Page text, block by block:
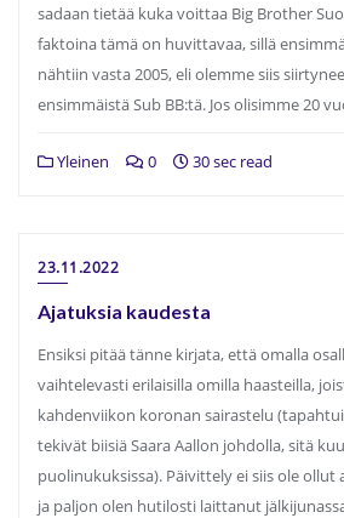
sadaan tietää kuka voittaa Big Brother
faktoina tämä on huvittavaa, sillä
nähtiin vasta 2005, eli olemme siis
ensimmäistä Sub BB:tä. Jos olisimme 20
Yleinen 0 30 sec read
23.11.2022
Ajatuksia kaudesta
Ensiksi pitää tänne kirjata, että omalla
vaihtelevasti erilaisilla omilla haasteilla,
kahdenviikon koronan sairastelu
tekivät biisiä Saara Aallon johdolla, sitä
puolinukuksissa). Päivittely ei siis ole ollut
ja paljon olen hutilosti laittanut